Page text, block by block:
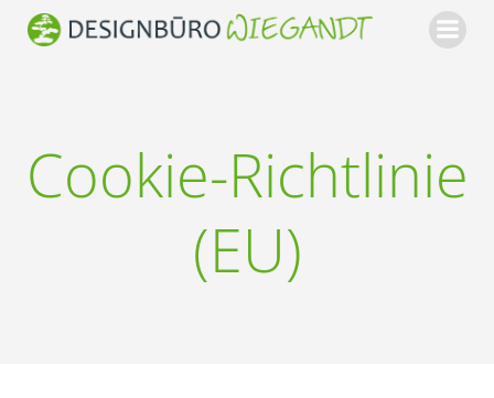
Zum
Inhalt
Cookie-Richtlinie
(EU)